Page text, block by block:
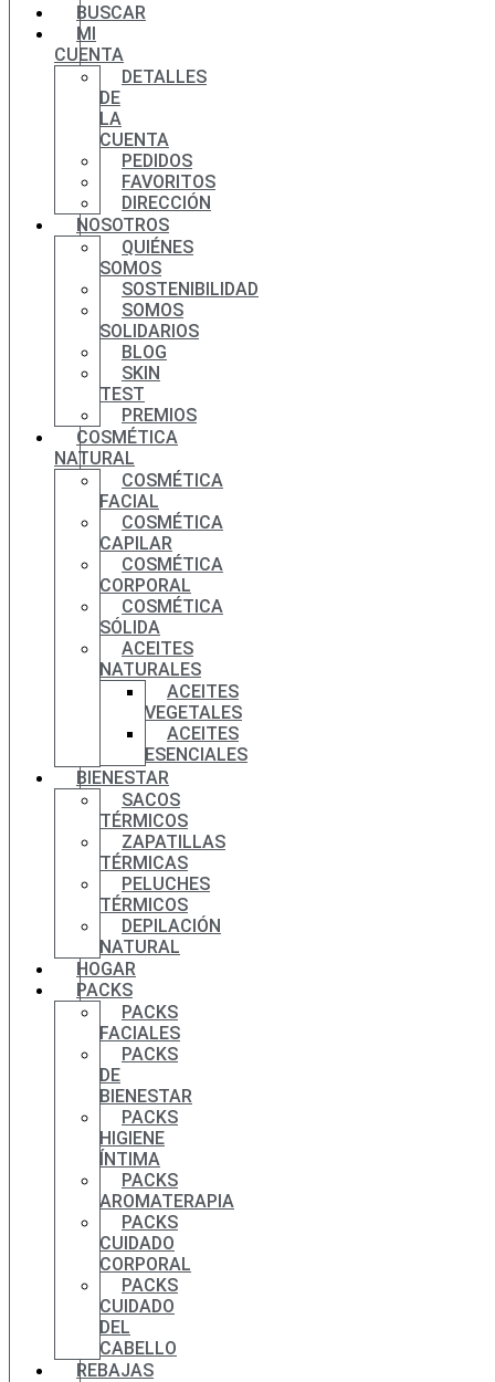
BUSCAR
MI
CUENTA
DETALLES
DE
LA
CUENTA
PEDIDOS
FAVORITOS
DIRECCIÓN
NOSOTROS
QUIÉNES
SOMOS
SOSTENIBILIDAD
SOMOS
SOLIDARIOS
BLOG
SKIN
TEST
PREMIOS
COSMÉTICA
NATURAL
COSMÉTICA
FACIAL
COSMÉTICA
CAPILAR
COSMÉTICA
CORPORAL
COSMÉTICA
SÓLIDA
ACEITES
NATURALES
ACEITES
VEGETALES
ACEITES
ESENCIALES
BIENESTAR
SACOS
TÉRMICOS
ZAPATILLAS
TÉRMICAS
PELUCHES
TÉRMICOS
DEPILACIÓN
NATURAL
HOGAR
PACKS
PACKS
FACIALES
PACKS
DE
BIENESTAR
PACKS
HIGIENE
ÍNTIMA
PACKS
AROMATERAPIA
PACKS
CUIDADO
CORPORAL
PACKS
CUIDADO
DEL
CABELLO
REBAJAS